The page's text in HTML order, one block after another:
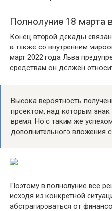
Полнолуние 18 марта
Конец второй декады
а также со внутренним
март 2022 года Льва
средствам он должен
Высока вероятность
проектом, над которым знак
время. Но с таким же
дополнительного вложения
Поэтому в полнолуние все
исходя из конкретной
абстрагироваться от